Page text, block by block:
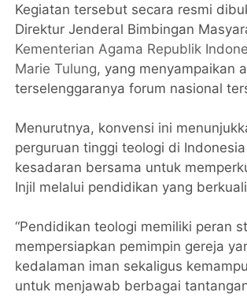
Kegiatan tersebut secara resmi
Direktur Jenderal Bimbingan
Kementerian Agama Republik
Marie Tulung, yang menyampaikan
terselenggaranya forum nasional
Menurutnya, konvensi ini
perguruan tinggi teologi di
kesadaran bersama untuk
Injil melalui pendidikan yang
“Pendidikan teologi memiliki peran
mempersiapkan pemimpin gereja
kedalaman iman sekaligus
untuk menjawab berbagai